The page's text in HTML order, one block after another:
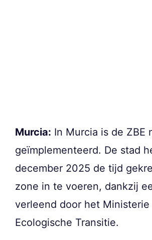
Murcia: In Murcia is de ZBE
geïmplementeerd. De stad
december 2025 de tijd
zone in te voeren, dankzij
verleend door het Ministerie
Ecologische Transitie.